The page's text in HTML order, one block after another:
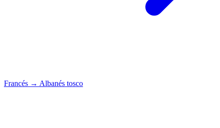
Francés → Albanés tosco